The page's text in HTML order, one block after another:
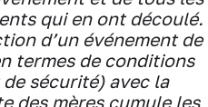
qui en ont découlé.
d’un événement de
termes de conditions
sécurité) avec la
des mères cumule les